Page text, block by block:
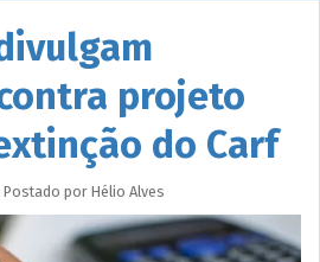
projeto
do Carf
Postado por Hélio Alves